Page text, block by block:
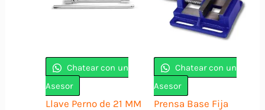
Chatear con un
Asesor
Llave Perno de 21 MM
Chatear con un
Asesor
Prensa Base Fija